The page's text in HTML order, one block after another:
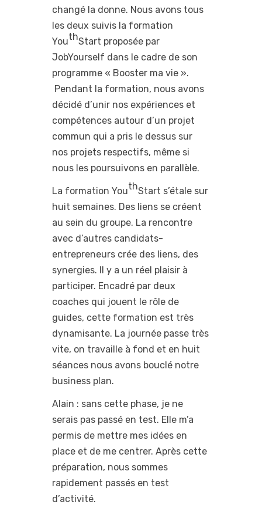
changé la donne. Nous avons tous
les deux suivis la formation
YouthStart proposée par
JobYourself dans le cadre de son
programme « Booster ma vie ».
Pendant la formation, nous avons
décidé d’unir nos expériences et
compétences autour d’un projet
commun qui a pris le dessus sur
nos projets respectifs, même si
nous les poursuivons en parallèle.
La formation YouthStart s’étale sur
huit semaines. Des liens se créent
au sein du groupe. La rencontre
avec d’autres candidats-
entrepreneurs crée des liens, des
synergies. Il y a un réel plaisir à
participer. Encadré par deux
coaches qui jouent le rôle de
guides, cette formation est très
dynamisante. La journée passe très
vite, on travaille à fond et en huit
séances nous avons bouclé notre
business plan.
Alain : sans cette phase, je ne
serais pas passé en test. Elle m’a
permis de mettre mes idées en
place et de me centrer. Après cette
préparation, nous sommes
rapidement passés en test
d’activité.